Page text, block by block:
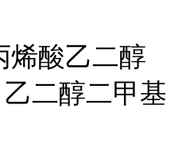
烯酸乙二醇
二醇二甲基